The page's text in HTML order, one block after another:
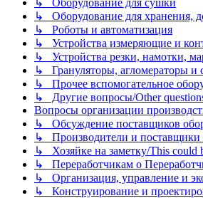
↳ Оборудование для сушки
↳ Оборудование для хранения,
↳ Роботы и автоматизация
↳ Устройства измеряющие и
↳ Устройства резки, намотки,
↳ Грануляторы, агломераторы и
↳ Прочее вспомогательное
↳ Другие вопросы/Other
Вопросы организации
↳ Обсуждение поставщиков
↳ Производители и поставщики
↳ Хозяйке на заметку/This could
↳ Переработчикам о
↳ Организация, управление и
↳ Конструирование и